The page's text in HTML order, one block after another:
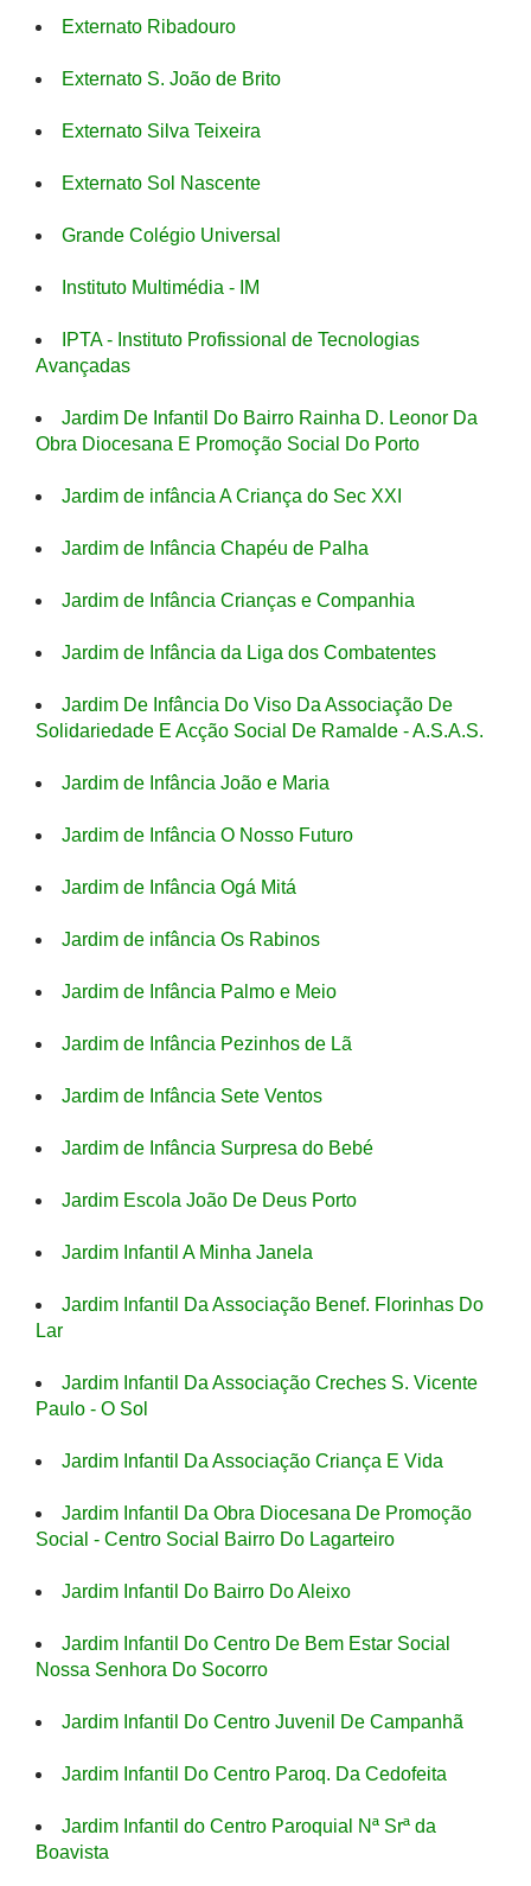
Externato Ribadouro
Externato S. João de Brito
Externato Silva Teixeira
Externato Sol Nascente
Grande Colégio Universal
Instituto Multimédia - IM
IPTA - Instituto Profissional de Tecnologias
Avançadas
Jardim De Infantil Do Bairro Rainha D. Leonor Da
Obra Diocesana E Promoção Social Do Porto
Jardim de infância A Criança do Sec XXI
Jardim de Infância Chapéu de Palha
Jardim de Infância Crianças e Companhia
Jardim de Infância da Liga dos Combatentes
Jardim De Infância Do Viso Da Associação De
Solidariedade E Acção Social De Ramalde - A.S.A.S.
Jardim de Infância João e Maria
Jardim de Infância O Nosso Futuro
Jardim de Infância Ogá Mitá
Jardim de infância Os Rabinos
Jardim de Infância Palmo e Meio
Jardim de Infância Pezinhos de Lã
Jardim de Infância Sete Ventos
Jardim de Infância Surpresa do Bebé
Jardim Escola João De Deus Porto
Jardim Infantil A Minha Janela
Jardim Infantil Da Associação Benef. Florinhas Do
Lar
Jardim Infantil Da Associação Creches S. Vicente
Paulo - O Sol
Jardim Infantil Da Associação Criança E Vida
Jardim Infantil Da Obra Diocesana De Promoção
Social - Centro Social Bairro Do Lagarteiro
Jardim Infantil Do Bairro Do Aleixo
Jardim Infantil Do Centro De Bem Estar Social
Nossa Senhora Do Socorro
Jardim Infantil Do Centro Juvenil De Campanhã
Jardim Infantil Do Centro Paroq. Da Cedofeita
Jardim Infantil do Centro Paroquial Nª Srª da
Boavista